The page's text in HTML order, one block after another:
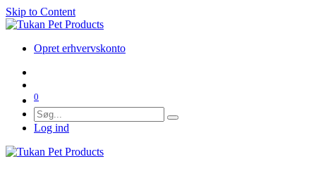
Skip to Content
Opret erhvervskonto
0
Log ind